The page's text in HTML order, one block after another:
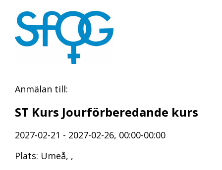
Anmälan till:
ST Kurs Jourförberedande kurs
2027-02-21 - 2027-02-26, 00:00-00:00
Plats: Umeå, ,